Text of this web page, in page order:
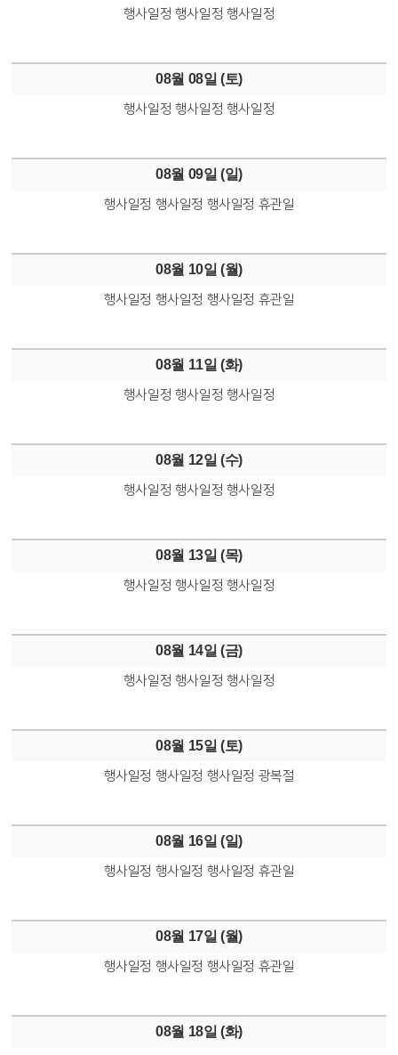
행사일정 행사일정 행사일정
08월 08일 (토)
행사일정 행사일정 행사일정
08월 09일 (일)
행사일정 행사일정 행사일정 휴관일
08월 10일 (월)
행사일정 행사일정 행사일정 휴관일
08월 11일 (화)
행사일정 행사일정 행사일정
08월 12일 (수)
행사일정 행사일정 행사일정
08월 13일 (목)
행사일정 행사일정 행사일정
08월 14일 (금)
행사일정 행사일정 행사일정
08월 15일 (토)
행사일정 행사일정 행사일정 광복절
08월 16일 (일)
행사일정 행사일정 행사일정 휴관일
08월 17일 (월)
행사일정 행사일정 행사일정 휴관일
08월 18일 (화)